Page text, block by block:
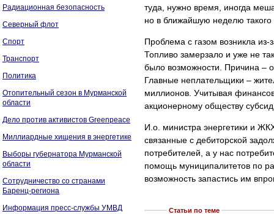
Радиационная безопасность
Северный флот
Спорт
Транспорт
Политика
Отопительный сезон в Мурманской
области
Дело против активистов Greenpeace
Миллиардные хищения в энергетике
Выборы губернатора Мурманской
области
Сотрудничество со странами
Баренц-региона
Информация пресс-службы УМВД
туда, нужно время, иногда
но в ближайшую неделю такого
Проблема с газом возникла из-
Топливо замерзало и уже не
было возможности. Причина –
Главные неплательщики –
миллионов. Учитывая
акционерному обществу
И.о. министра энергетики и
связанные с дебиторской
потребителей, а у нас
помощь муниципалитетов по
возможность запастись им
Статьи по теме